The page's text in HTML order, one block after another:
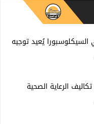
يُعيد توجيه
الرعاية الصحية